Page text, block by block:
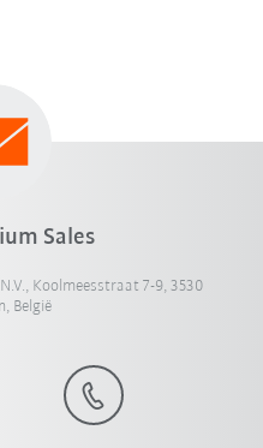
Sales
Koolmeesstraat 7-9, 3530
België